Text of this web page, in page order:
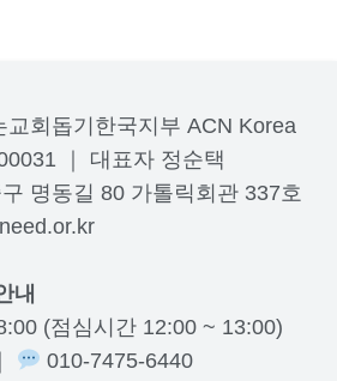
교회돕기한국지부 ACN Korea
｜ 대표자 정순택
명동길 80 가톨릭회관 337호
내
(점심시간 12:00 ~ 13:00)
010-7475-6440